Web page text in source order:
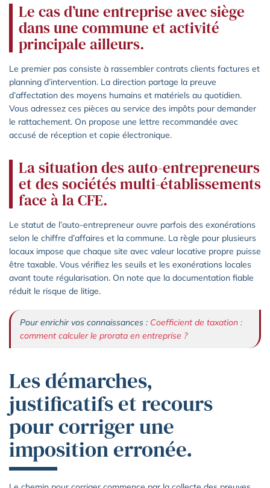
Le cas d’une entreprise avec siège
dans une commune et activité
principale ailleurs.
Le premier pas consiste à rassembler contrats clients factures et
planning d’intervention. La direction partage la preuve
d’affectation des moyens humains et matériels au quotidien.
Vous adressez ces pièces au service des impôts pour demander
le rattachement. On propose une lettre recommandée avec
accusé de réception et copie électronique.
La situation des auto-entrepreneurs
et des sociétés multi-établissements
face à la CFE.
Le statut de l’auto-entrepreneur ouvre parfois des exonérations
selon le chiffre d’affaires et la commune. La règle pour plusieurs
locaux impose que chaque site avec valeur locative propre puisse
être taxable. Vous vérifiez les seuils et les exonérations locales
avant toute régularisation. On note que la documentation fiable
réduit le risque de litige.
Pour enrichir vos connaissances : Coefficient de taxation :
comment calculer le prorata en entreprise ?
Les démarches,
justificatifs et recours
pour corriger une
imposition erronée.